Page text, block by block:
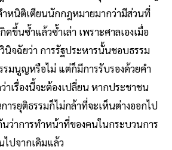
หนิติเตียนนักกฎหมายมากว่ามีส่วนที่
ดขึ้นซ้ำแล้วซ้ำเล่า เพราะศาลเองเมื่อ
นิจฉัยว่า การรัฐประหารนั้นชอบธรรม
รมนูญหรือไม่ แต่ก็มีการรับรองด้วยคำ
เรื่องนี้จะต้องเปลี่ยน หากประชาชน
ารยุติธรรมก็ไม่กล้าที่จะเห็นต่างออกไป
ว่าการทำหน้าที่ของคนในกระบวนการ
ไปจากเดิมแล้ว